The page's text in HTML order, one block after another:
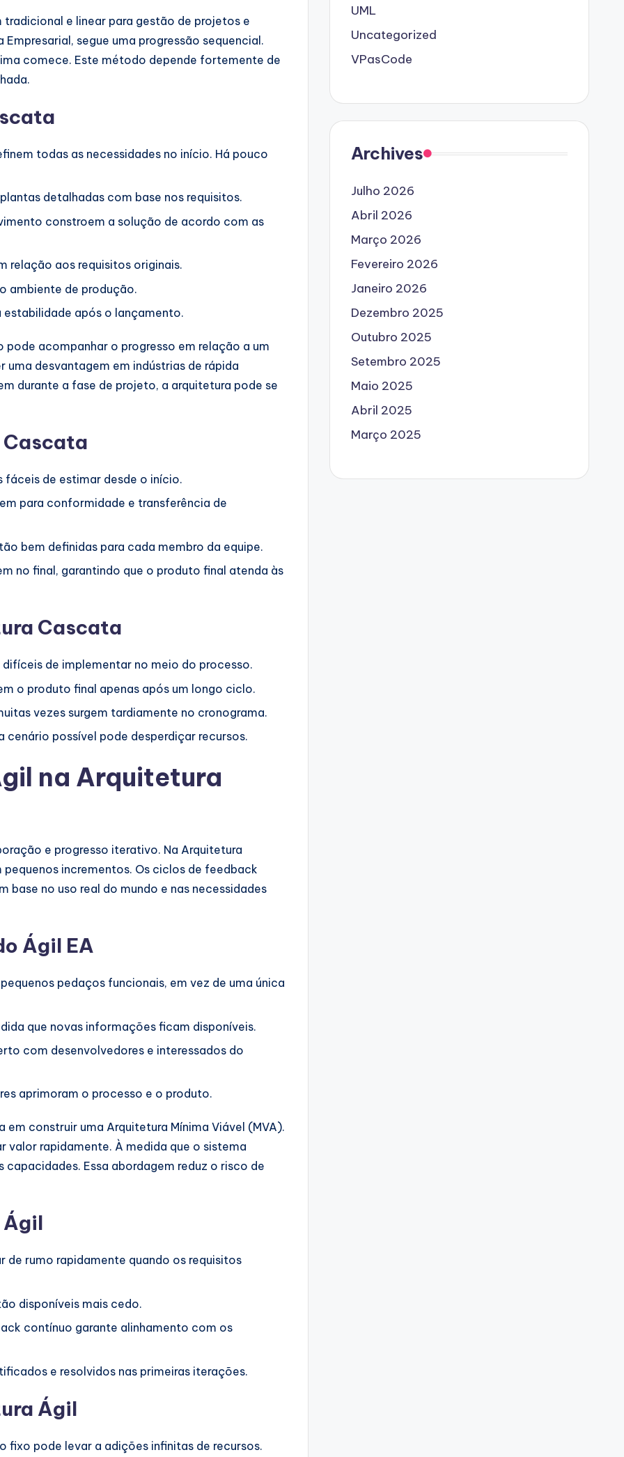
e linear para gestão de projetos e
segue uma progressão sequencial.
comece. Este método depende fortemente de
todas as necessidades no início. Há pouco
detalhadas com base nos requisitos.
constroem a solução de acordo com as
relação aos requisitos originais.
ambiente de produção.
após o lançamento.
acompanhar o progresso em relação a um
desvantagem em indústrias de rápida
durante a fase de projeto, a arquitetura pode se
fáceis de estimar desde o início.
para conformidade e transferência de
bem definidas para cada membro da equipe.
no final, garantindo que o produto final atenda às
Cascata
difíceis de implementar no meio do processo.
o produto final apenas após um longo ciclo.
vezes surgem tardiamente no cronograma.
cenário possível pode desperdiçar recursos.
na Arquitetura
e progresso iterativo. Na Arquitetura
incrementos. Os ciclos de feedback
no uso real do mundo e nas necessidades
Ágil EA
pedaços funcionais, em vez de uma única
que novas informações ficam disponíveis.
com desenvolvedores e interessados do
aprimoram o processo e o produto.
construir uma Arquitetura Mínima Viável (MVA).
valor rapidamente. À medida que o sistema
Essa abordagem reduz o risco de
de rumo rapidamente quando os requisitos
disponíveis mais cedo.
contínuo garante alinhamento com os
e resolvidos nas primeiras iterações.
Ágil
fixo pode levar a adições infinitas de recursos.
UML
Uncategorized
VPasCode
Archives
Julho 2026
Abril 2026
Março 2026
Fevereiro 2026
Janeiro 2026
Dezembro 2025
Outubro 2025
Setembro 2025
Maio 2025
Abril 2025
Março 2025